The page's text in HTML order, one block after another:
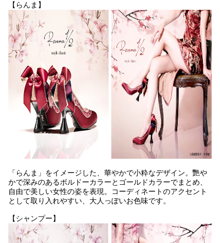
【らんま】
「らんま」をイメージした、華やかで小粋なデザイン。艷や
かで深みのあるボルドーカラーとゴールドカラーでまとめ、
自由で美しい女性の姿を表現。コーディネートのアクセント
として取り入れやすい、大人っぽいお色味です。
【シャンプー】